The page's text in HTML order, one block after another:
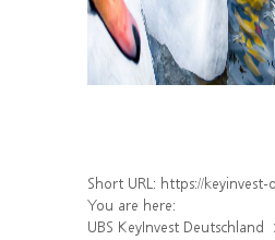
Short URL: https://keyinvest-de.ubs.com/
You are here:
UBS KeyInvest Deutschland